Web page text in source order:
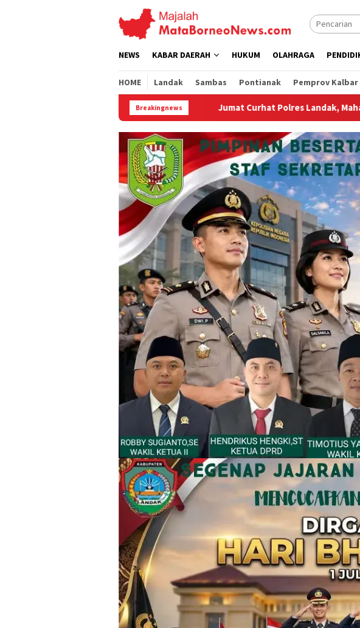
NEWS KABAR DAERAH HUKUM OLAHRAGA
HOME Landak Sambas Pontianak Pemprov Kalbar
Breakingnews
Jumat Curhat Polres Landak, Mahasiswa Soroti PETI, BBM